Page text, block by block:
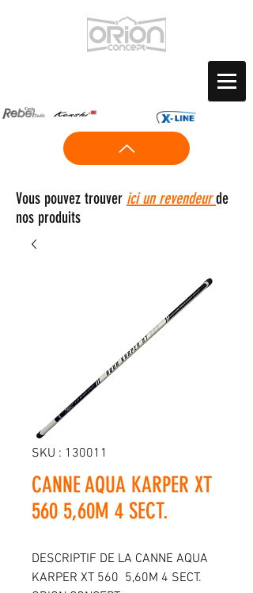
Vous pouvez trouver ici un revendeurde
nos produits
SKU : 130011
CANNE AQUA KARPER XT
560 5,60M 4 SECT.
DESCRIPTIF DE LA CANNE AQUA
KARPER XT 560 5,60M 4 SECT.